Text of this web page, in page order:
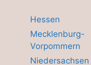
Hessen
Mecklenburg-
Vorpommern
Niedersachsen